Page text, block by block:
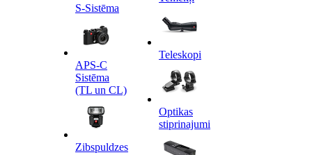
S-Sistēma
APS-C
Sistēma
(TL un CL)
Zibspuldzes
Teleskopi
Optikas
stiprinajumi